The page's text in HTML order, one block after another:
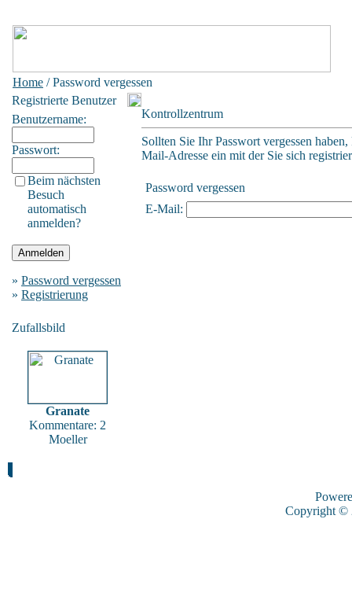
Home / Password vergessen
Registrierte Benutzer
Benutzername:
Passwort:
Beim nächsten
Besuch
automatisch
anmelden?
» Password vergessen
» Registrierung
Zufallsbild
Granate
Kommentare: 2
Moeller
Kontrollzentrum
Sollten Sie Ihr Passwort vergessen
Mail-Adresse ein mit der Sie sich
Password vergessen
E-Mail:
Copyright ©